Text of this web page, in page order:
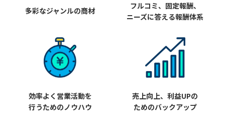
多彩なジャンルの商材
フルコミ、固定報酬、
ニーズに答える報酬体系
効率よく営業活動を
行うためのノウハウ
売上向上、利益UPの
ためのバックアップ